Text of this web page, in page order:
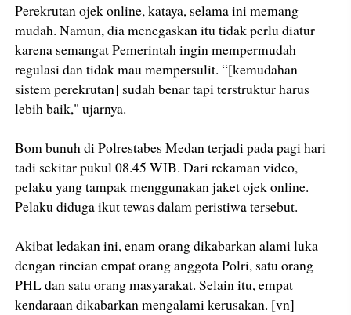
Perekrutan ojek online, kataya, selama ini memang
mudah. Namun, dia menegaskan itu tidak perlu diatur
karena semangat Pemerintah ingin mempermudah
regulasi dan tidak mau mempersulit. “[kemudahan
sistem perekrutan] sudah benar tapi terstruktur harus
lebih baik," ujarnya.
Bom bunuh di Polrestabes Medan terjadi pada pagi hari
tadi sekitar pukul 08.45 WIB. Dari rekaman video,
pelaku yang tampak menggunakan jaket ojek online.
Pelaku diduga ikut tewas dalam peristiwa tersebut.
Akibat ledakan ini, enam orang dikabarkan alami luka
dengan rincian empat orang anggota Polri, satu orang
PHL dan satu orang masyarakat. Selain itu, empat
kendaraan dikabarkan mengalami kerusakan. [vn]